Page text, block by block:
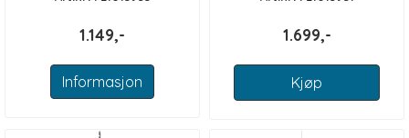
1.149,-
Informasjon
1.699,-
Kjøp